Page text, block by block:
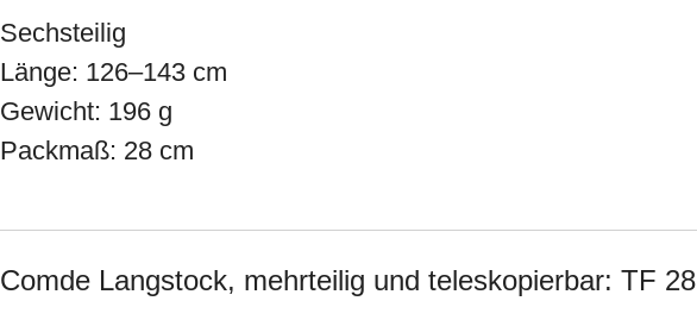
Sechsteilig
Länge: 126–143 cm
Gewicht: 196 g
Packmaß: 28 cm
Comde Langstock, mehrteilig und teleskopierbar: TF 28